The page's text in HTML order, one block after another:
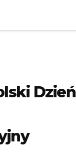
Dzień